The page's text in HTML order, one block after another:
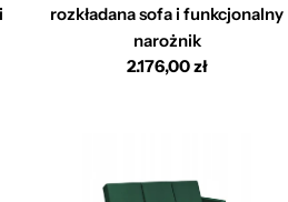
rozkładana sofa i funkcjonalny
narożnik
Cena
2.176,00 zł